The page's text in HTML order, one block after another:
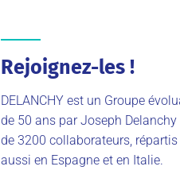
Rejoignez-les !
DELANCHY est un Groupe
de 50 ans par Joseph Delanchy
de 3200 collaborateurs,
aussi en Espagne et en Italie.